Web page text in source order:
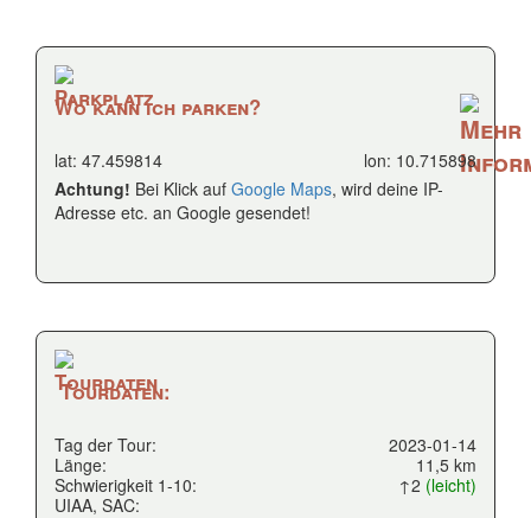
Wo kann ich parken?
lat: 47.459814
lon: 10.715898
Achtung! Bei Klick auf Google Maps, wird deine IP-
Adresse etc. an Google gesendet!
Tourdaten:
Tag der Tour:
2023-01-14
Länge:
11,5 km
Schwierigkeit 1-10:
↑2 (leicht)
UIAA, SAC: